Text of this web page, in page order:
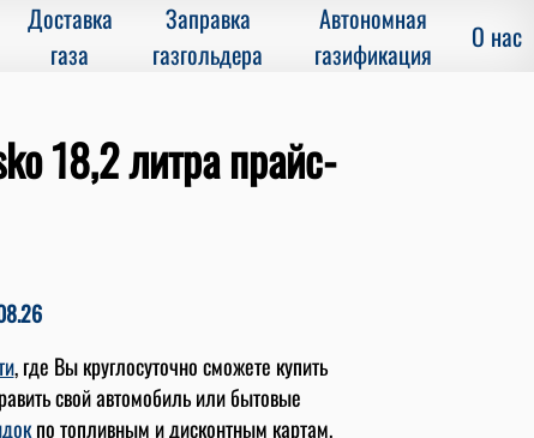
Доставка
газа
Заправка
газгольдера
Автономная
газификация
О нас
18,2 литра прайс-
, где Вы круглосуточно сможете купить
свой автомобиль или бытовые
по топливным и дисконтным картам.